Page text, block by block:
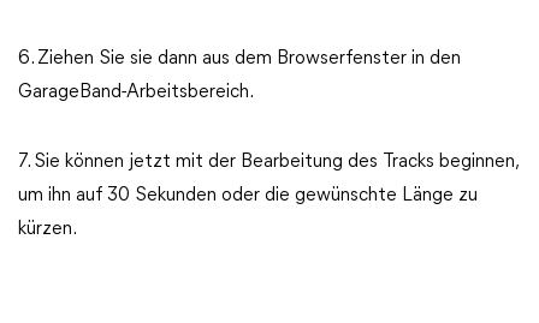
6. Ziehen Sie sie dann aus dem Browserfenster in den
GarageBand-Arbeitsbereich.
7. Sie können jetzt mit der Bearbeitung des Tracks beginnen,
um ihn auf 30 Sekunden oder die gewünschte Länge zu
kürzen.